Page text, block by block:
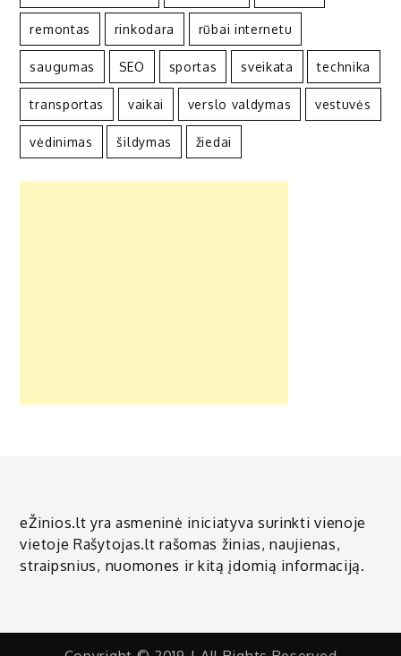
remontas rinkodara rūbai internetu
saugumas SEO sportas sveikata technika
transportas vaikai verslo valdymas vestuvės
vėdinimas šildymas žiedai
eŽinios.lt yra asmeninė iniciatyva surinkti vienoje
vietoje Rašytojas.lt rašomas žinias, naujienas,
straipsnius, nuomones ir kitą įdomią informaciją.